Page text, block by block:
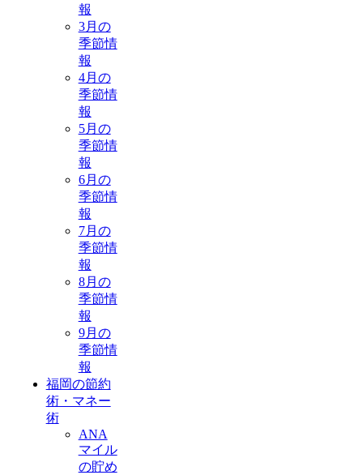
報
3月の
季節情
報
4月の
季節情
報
5月の
季節情
報
6月の
季節情
報
7月の
季節情
報
8月の
季節情
報
9月の
季節情
報
福岡の節約
術・マネー
術
ANA
マイル
の貯め